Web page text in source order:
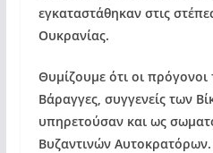
εγκαταστάθηκαν στις
Ουκρανίας.
Θυμίζουμε ότι οι
Βάραγγες, συγγενείς των
υπηρετούσαν και ως
Βυζαντινών